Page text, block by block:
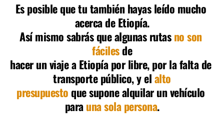
Es posible que tu también hayas leído mucho
acerca de Etiopía.
Así mismo sabrás que algunas rutas no son
fáciles de
hacer un viaje a Etiopía por libre, por la falta de
transporte público, y el alto
presupuesto que supone alquilar un vehículo
para una sola persona.